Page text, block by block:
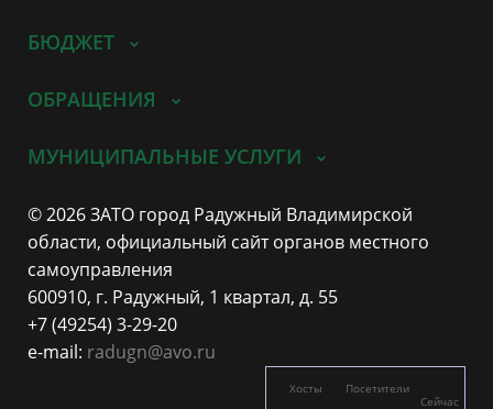
БЮДЖЕТ
ОБРАЩЕНИЯ
МУНИЦИПАЛЬНЫЕ УСЛУГИ
© 2026 ЗАТО город Радужный Владимирской
области, официальный сайт органов местного
самоуправления
600910, г. Радужный, 1 квартал, д. 55
+7 (49254) 3-29-20
e-mail: radugn@avo.ru
Хосты
Посетители
Сейчас